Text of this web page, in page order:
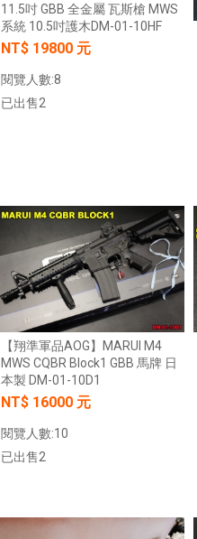
【翔準AOG】17x17 牛皮靶紙(20
張/100張) 射擊靶紙 加厚 厚版3mm
生存遊戲 專用靶紙 BB彈 射擊靶
IPSC 練習靶紙
NT$300元
11.5吋 GBB 全金屬 瓦斯槍 MWS
系統 10.5吋護木DM-01-10HF
NT$ 19800 元
閱覽人數:8
已出售2
【翔準軍品AOG】MARUI M4
MWS CQBR Block1 GBB 馬牌 日
本製 DM-01-10D1
NT$ 16000 元
閱覽人數:10
已出售2